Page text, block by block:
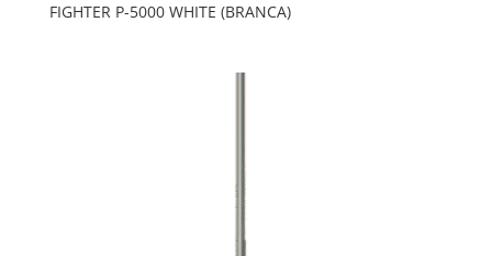
FIGHTER P-5000 WHITE (BRANCA)